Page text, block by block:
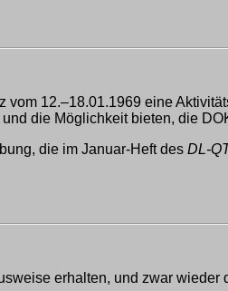
12.–18.01.1969 eine
die Möglichkeit bieten, die
die im Januar-Heft des DL-
erhalten, und zwar wieder